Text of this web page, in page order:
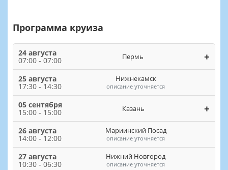
Программа круиза
24 августа
07:00 - 07:00 Пермь +
25 августа
17:30 - 14:30
Нижнекамск
описание уточняется
05 сентября
15:00 - 15:00 Казань +
26 августа
14:00 - 12:00
Мариинский Посад
описание уточняется
27 августа
10:30 - 06:30
Нижний Новгород
описание уточняется